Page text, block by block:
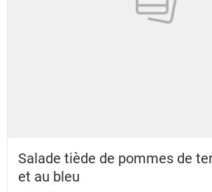
Salade tiède de pommes de
et au bleu